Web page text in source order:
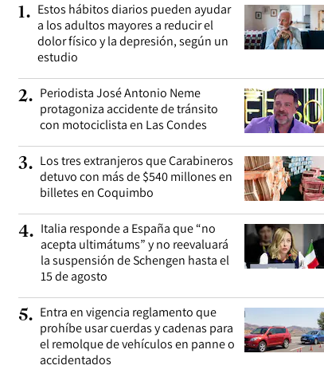
1. Estos hábitos diarios pueden ayudar
a los adultos mayores a reducir el
dolor físico y la depresión, según un
estudio
2. Periodista José Antonio Neme
protagoniza accidente de tránsito
con motociclista en Las Condes
3. Los tres extranjeros que Carabineros
detuvo con más de $540 millones en
billetes en Coquimbo
4. Italia responde a España que “no
acepta ultimátums” y no reevaluará
la suspensión de Schengen hasta el
15 de agosto
5. Entra en vigencia reglamento que
prohíbe usar cuerdas y cadenas para
el remolque de vehículos en panne o
accidentados